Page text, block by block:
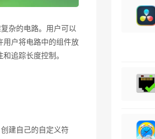
杂的电路。用户可以
用户将电路中的组件放
追踪长度控制。
建自己的自定义符